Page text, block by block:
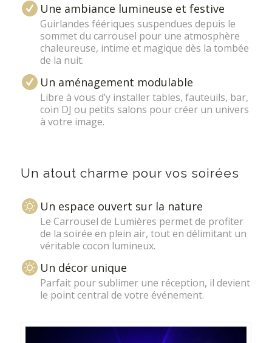
Une ambiance lumineuse et festive
Guirlandes féériques suspendues depuis le
sommet du carrousel pour une atmosphère
chaleureuse, intime et magique dès la tombée
de la nuit.
Un aménagement modulable
Libre à vous d’y installer tables, fauteuils, bar,
coin DJ ou petits salons pour créer un univers
à votre image.
Un atout charme pour vos soirées
Un espace ouvert sur la nature
Le Carrousel de Lumières permet de profiter
de la soirée en plein air, tout en délimitant un
véritable cocon lumineux.
Un décor unique
Parfait pour sublimer une réception, il devient
le point central de votre événement.